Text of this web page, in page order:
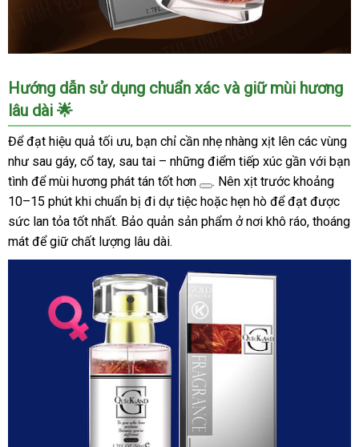
Nước
hoa
nữ
QuicksAnd
đỏ
kích
thích
nam
giới
mạnh
Hướng dẫn sử dụng chuẩn xác và giữ mùi hương
lâu dài 🌟
Để đạt hiệu quả tối ưu, bạn chỉ cần nhẹ nhàng xịt lên các vùng
như sau gáy, cổ tay, sau tai – những điểm tiếp xúc gần với bạn
tình đểmùi hương phát tán tốt hơn
. Nên xịt trước khoảng
10–15 phút khi chuẩn bị đi dự tiệc hoặc hẹn hò để đạt được
sức lan tỏa tốt nhất. Bảo quản sản phẩm ở nơi khô ráo, thoáng
mát để giữ chất lượng lâu dài.